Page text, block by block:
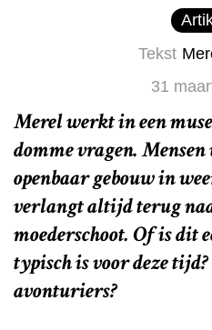
Tekst
31
Merel werkt in een
domme vragen.
openbaar gebouw in
verlangt altijd terug
moederschoot. Of is dit
typisch is voor deze
avonturiers?